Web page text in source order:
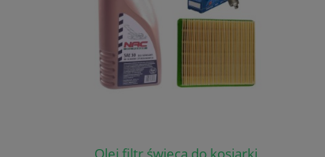
Olej filtr świeca do kosiarki